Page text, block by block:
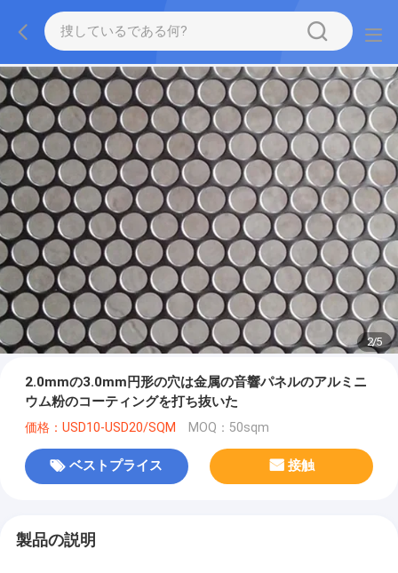
2/5
2.0mmの3.0mm円形の穴は金属の音響パネルのアルミニ
ウム粉のコーティングを打ち抜いた
価格：USD10-USD20/SQM MOQ：50sqm
ベストプライス 接触
製品の説明